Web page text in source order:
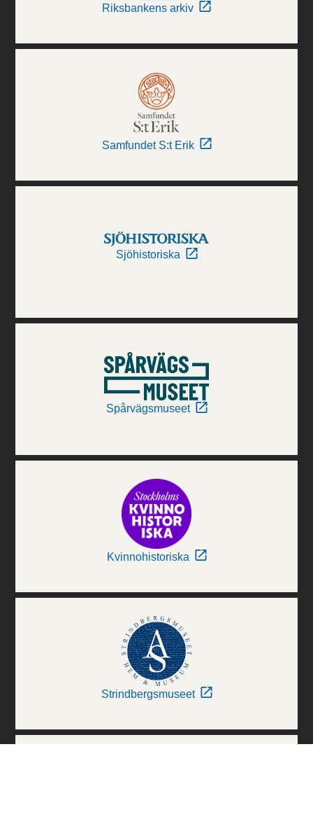
Riksbankens arkiv
Samfundet S:t Erik
Sjöhistoriska
Spårvägsmuseet
Kvinnohistoriska
Strindbergsmuseet